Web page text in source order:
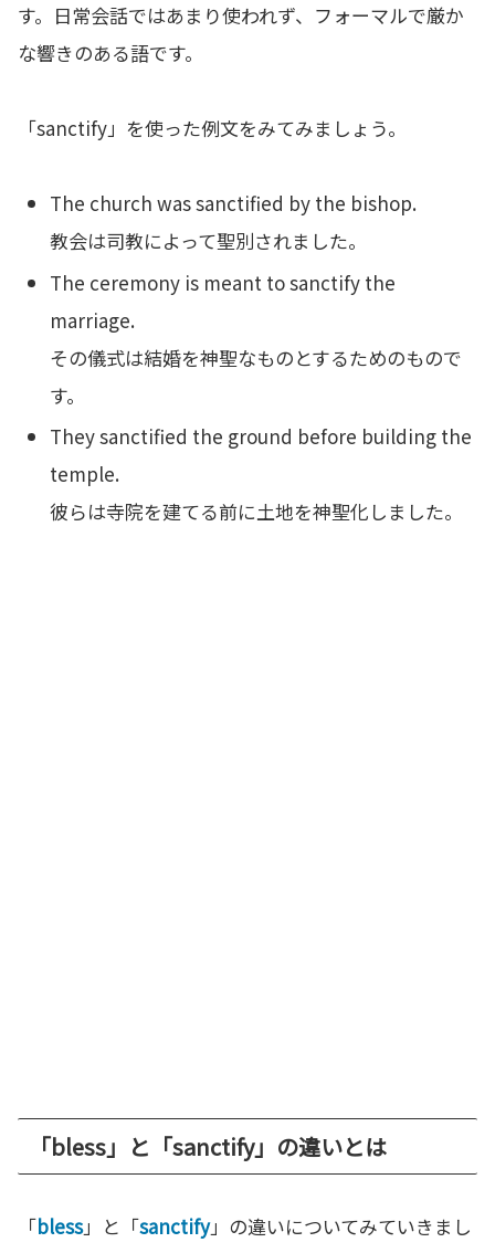
す。日常会話ではあまり使われず、フォーマルで厳か
な響きのある語です。
「sanctify」を使った例文をみてみましょう。
The church was sanctified by the bishop.
教会は司教によって聖別されました。
The ceremony is meant to sanctify the
marriage.
その儀式は結婚を神聖なものとするためのもので
す。
They sanctified the ground before building the
temple.
彼らは寺院を建てる前に土地を神聖化しました。
「bless」と「sanctify」の違いとは
「bless」と「sanctify」の違いについてみていきまし